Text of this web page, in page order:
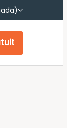
English